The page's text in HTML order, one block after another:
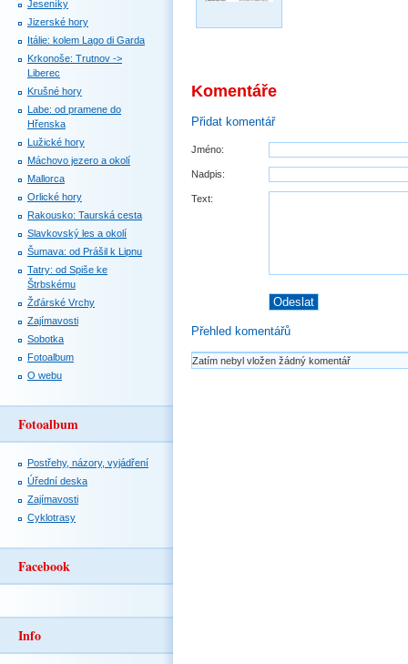
Komentáře
Přidat komentář
Jméno:
Nadpis:
Text:
Přehled komentářů
Zatím nebyl vložen žádný komentář
Jeseníky
Jizerské hory
Itálie: kolem Lago di Garda
Krkonoše: Trutnov ->
Liberec
Krušné hory
Labe: od pramene do
Hřenska
Lužické hory
Máchovo jezero a okolí
Mallorca
Orlické hory
Rakousko: Taurská cesta
Slavkovský les a okolí
Šumava: od Prášil k Lipnu
Tatry: od Spiše ke
Štrbskému
Žďárské Vrchy
Zajímavosti
Sobotka
Fotoalbum
O webu
Fotoalbum
Postřehy, názory, vyjádření
Úřední deska
Zajímavosti
Cyklotrasy
Facebook
Info